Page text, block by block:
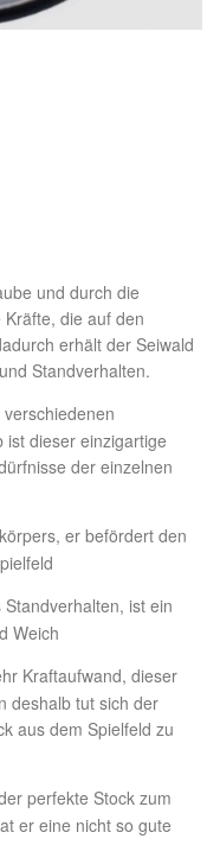
und durch die
die auf den
erhält der Seiwald
Standverhalten.
verschiedenen
ist dieser einzigartige
der einzelnen
er befördert den
ist ein
Weich
Kraftaufwand, dieser
deshalb tut sich der
aus dem Spielfeld zu
perfekte Stock zum
er eine nicht so gute